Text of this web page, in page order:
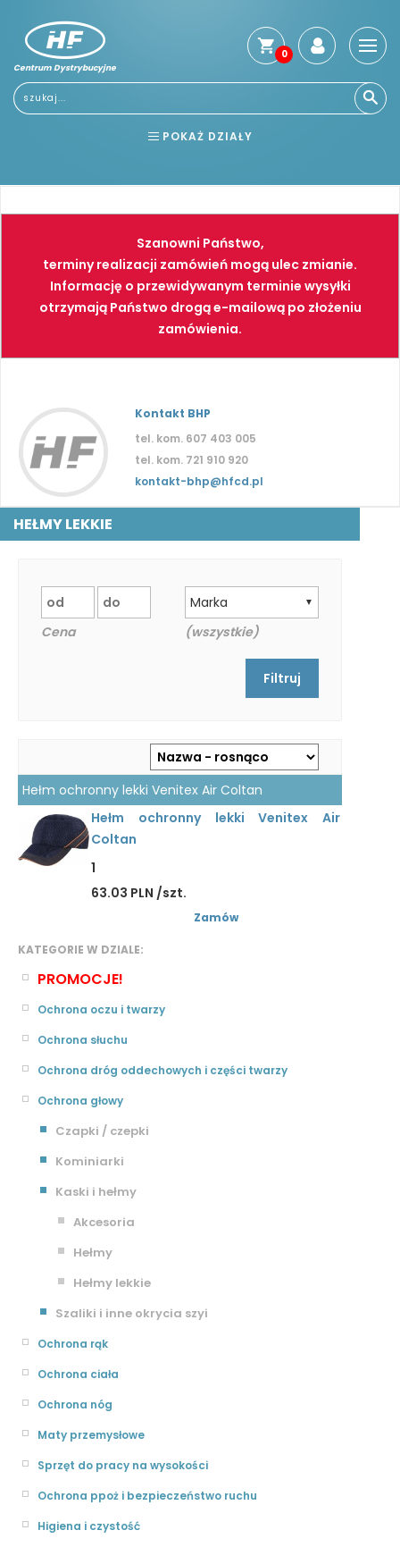
Centrum Dystrybucyjne
0
POKAŻ DZIAŁY
NARZĘDZIA SPAWALNICTWO
FARBY PNEUMATYKA
Szanowni Państwo,
terminy realizacji zamówień mogą ulec zmianie.
Informację o przewidywanym terminie wysyłki
otrzymają Państwo drogą e-mailową po złożeniu
zamówienia.
Kontakt BHP
tel. kom. 607 403 005
tel. kom. 721 910 920
kontakt-bhp@hfcd.pl
HEŁMY LEKKIE
KATEGORIE W DZIALE:
PROMOCJE!
Ochrona oczu i twarzy
Ochrona słuchu
Ochrona dróg oddechowych i części twarzy
Ochrona głowy
Czapki / czepki
Kominiarki
Kaski i hełmy
Akcesoria
Hełmy
Hełmy lekkie
Szaliki i inne okrycia szyi
Ochrona rąk
Ochrona ciała
Ochrona nóg
Maty przemysłowe
Sprzęt do pracy na wysokości
Ochrona ppoż i bezpieczeństwo ruchu
Higiena i czystość
Cena
▼
Marka
(wszystkie)
Hełm ochronny lekki Venitex Air Coltan
Hełm ochronny lekki Venitex Air
Coltan
1
63.03 PLN /szt.
Zamów